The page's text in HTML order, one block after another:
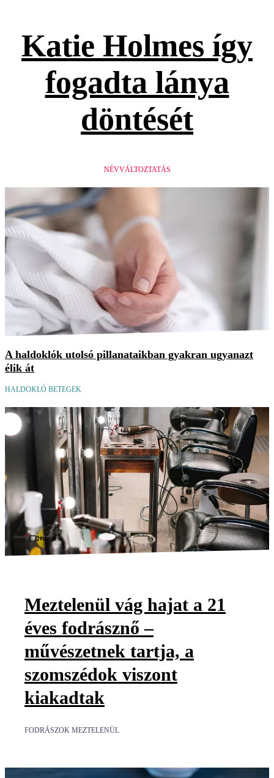
Katie Holmes így
fogadta lánya
döntését
NÉVVÁLTOZTATÁS
A haldoklók utolsó pillanataikban gyakran ugyanazt
élik át
HALDOKLÓ BETEGEK
Videó
Meztelenül vág hajat a 21
éves fodrásznő –
művészetnek tartja, a
szomszédok viszont
kiakadtak
FODRÁSZOK MEZTELENÜL